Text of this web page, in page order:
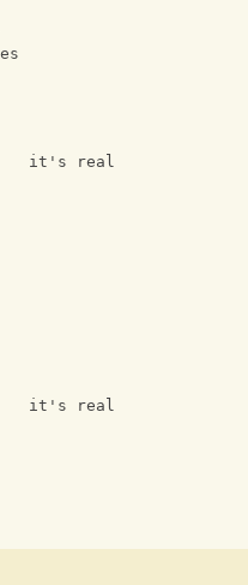
it's real
it's real